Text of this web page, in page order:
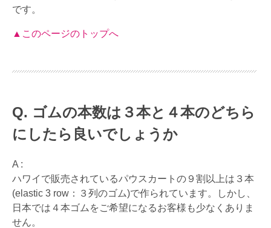
です。
▲このページのトップへ
ゴムの本数は３本と４本のどちら
にしたら良いでしょうか
A :
ハワイで販売されているパウスカートの９割以上は３本
(elastic 3 row：３列のゴム)で作られています。しかし、
日本では４本ゴムをご希望になるお客様も少なくありま
せん。